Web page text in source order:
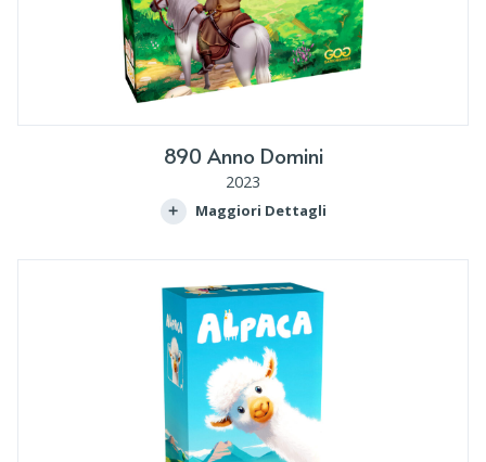
890 Anno Domini
2023
Maggiori Dettagli